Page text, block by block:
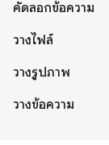
คัดลอกข้อความ
วางไฟล์
วางรูปภาพ
วางข้อความ